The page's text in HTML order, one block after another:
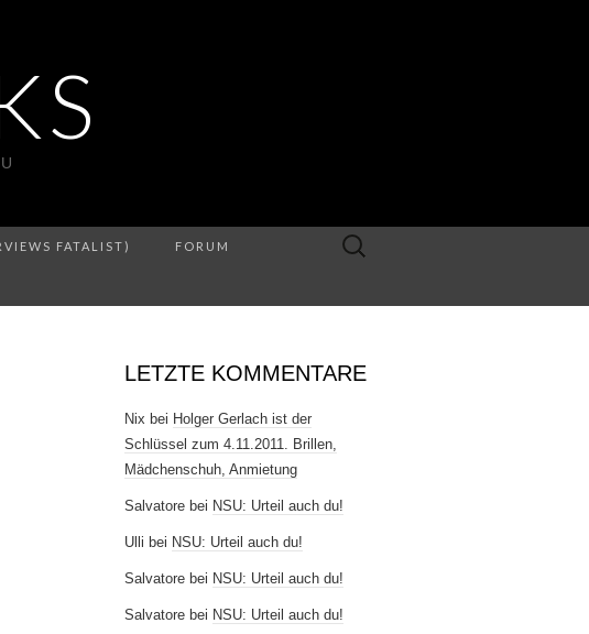
FATALIST) FORUM
Suche
LETZTE KOMMENTARE
Nix bei Holger Gerlach ist der
Schlüssel zum 4.11.2011. Brillen,
Mädchenschuh, Anmietung
Salvatore bei NSU: Urteil auch du!
Ulli bei NSU: Urteil auch du!
Salvatore bei NSU: Urteil auch du!
Salvatore bei NSU: Urteil auch du!